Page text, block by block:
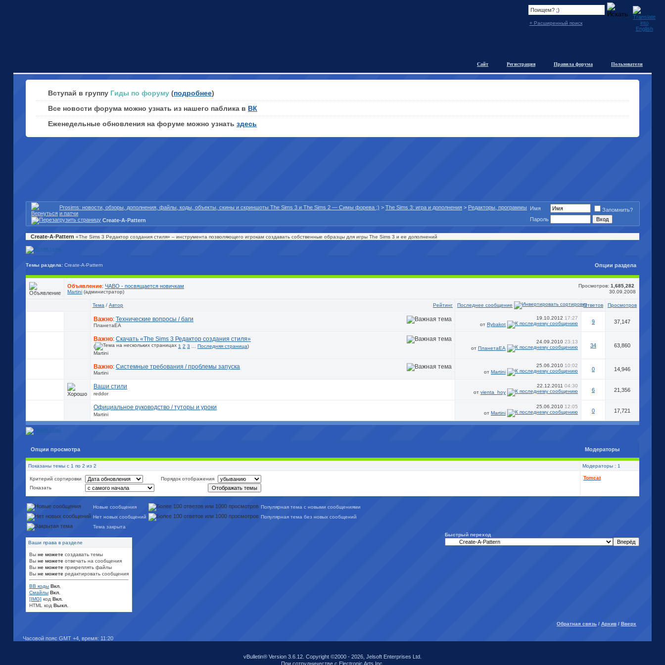
+ Расширенный поиск
Пользователи
Правила форума
Регистрация
Сайт
Вступай в группу Гиды по форуму (подробнее)
Все новости форума можно узнать из нашего паблика в ВК
Еженедельные обновления на форуме можно узнать здесь
Prosims: новости, обзоры, дополнения, файлы, коды, объекты, скины и скриншоты The Sims 3 и The Sims 2 — Симы форева ;) > The Sims 3: игра и дополнения > Редакторы, программы
и патчи
Create-A-Pattern
Имя
Запомнить?
Пароль
Create-A-Pattern «The Sims 3 Редактор создания стиля» – инструмента позволяющего игрокам создавать собственные образцы для игры The Sims 3 и ее дополнений
Темы раздела: Create-A-Pattern Опции раздела
Просмотров: 1,685,282
Объявление: ЧАВО - посвящается новичкам
30.09.2008
Martini (администратор)
Рейтинг
Тема / Автор Последнее сообщение Ответов Просмотров
Важно: Технические вопросы / баги
ПланетаЕА
19.10.2012 17:27
от Rybakot 9 37,147
Важно: Скачать «The Sims 3 Редактор создания стиля»
( 1 2 3 Последняя страница)
Martini
24.09.2010 23:13
от ПланетаЕА 34 63,860
Важно: Системные требования / проблемы запуска
Martini
25.06.2010 10:02
от Martini 0 14,946
Ваши стили
reddor
22.12.2011 04:30
от vienta_hoy 6 21,356
Официальное руководство / туторы и уроки
Martini
25.06.2010 12:05
от Martini 0 17,721
Опции просмотра Модераторы
Показаны темы с 1 по 2 из 2 Модераторы : 1
Критерий сортировки
Порядок отображения
Показать
Tomcat
Новые сообщения
Популярная тема с новыми сообщениями
Нет новых сообщений
Популярная тема без новых сообщений
Тема закрыта
Ваши права в разделе
Вы не можете создавать темы
Вы не можете отвечать на сообщения
Вы не можете прикреплять файлы
Вы не можете редактировать сообщения
BB коды Вкл.
Смайлы Вкл.
[IMG] код Вкл.
HTML код Выкл.
Быстрый переход
Обратная связь / Архив / Вверх
Часовой пояс GMT +4, время: 11:20
vBulletin® Version 3.6.12. Copyright ©2000 - 2026, Jelsoft Enterprises Ltd.
При сотрудничестве с Electronic Arts Inc.